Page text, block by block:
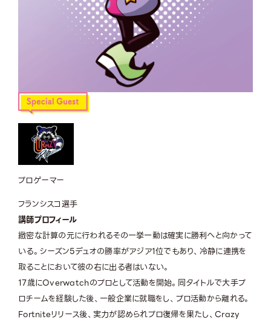
プロゲーマー
フランシスコ選手
講師プロフィール
緻密な計算の元に行われるその一挙一動は確実に勝利へと向かって
いる。シーズン5デュオの勝率がアジア1位でもあり、冷静に連携を
取ることにおいて彼の右に出る者はいない。
17歳にOverwatchのプロとして活動を開始。同タイトルで大手プ
ロチームを経験した後、一般企業に就職をし、プロ活動から離れる。
Fortniteリリース後、実力が認められプロ復帰を果たし、Crazy